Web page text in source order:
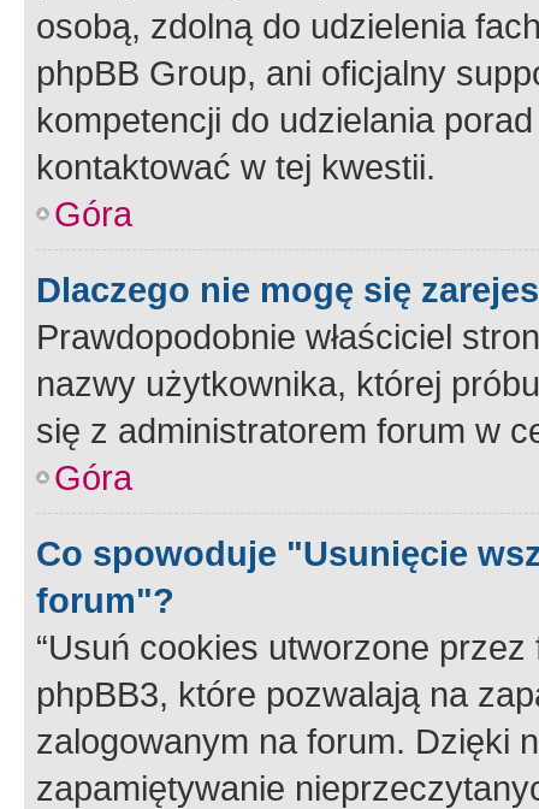
osobą, zdolną do udzielenia
phpBB Group, ani oficjalny
kompetencji do udzielania
kontaktować w tej kwestii.
Góra
Dlaczego nie mogę się
Prawdopodobnie właściciel
nazwy użytkownika, której
się z administratorem forum w
Góra
Co spowoduje "Usunięcie
forum"?
“Usuń cookies utworzone
phpBB3, które pozwalają na
zalogowanym na forum. Dzięki
zapamiętywanie